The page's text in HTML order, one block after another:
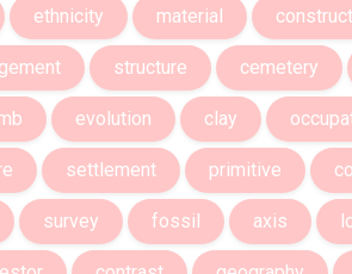
ethnicity material
structure cemetery
evolution clay
settlement primitive
survey fossil axis